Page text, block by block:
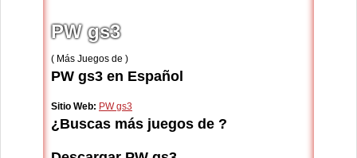
PW gs3
( Más Juegos de )
PW gs3 en Español
Sitio Web: PW gs3
¿Buscas más juegos de ?